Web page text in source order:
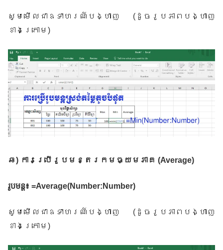
សូមមើលជាឧទាហរណ៍បង្ហាញ ( ដូចរូបភាពបង្ហាញ
ខាងក្រោម )
ឆ) ការប្រើរូបមន្តរកមធ្យមភាគ (Average)
រូបមន្ត៖ =Average(Number:Number)
សូមមើលជាឧទាហរណ៍បង្ហាញ ( ដូចរូបភាពបង្ហាញ
ខាងក្រោម )